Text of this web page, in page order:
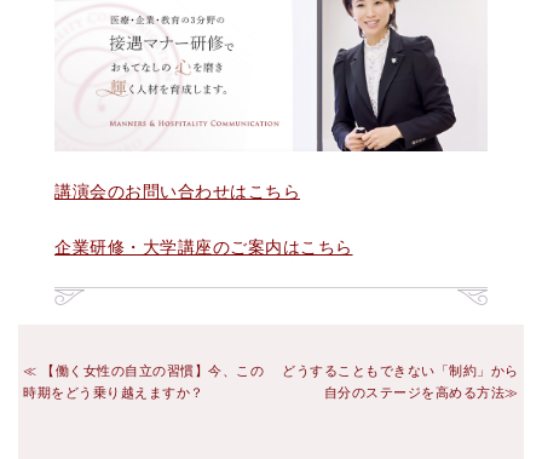
講演会のお問い合わせはこちら
企業研修・大学講座のご案内はこちら
【働く女性の自立の習慣】今、この
時期をどう乗り越えますか？
どうすることもできない「制約」から
自分のステージを高める方法